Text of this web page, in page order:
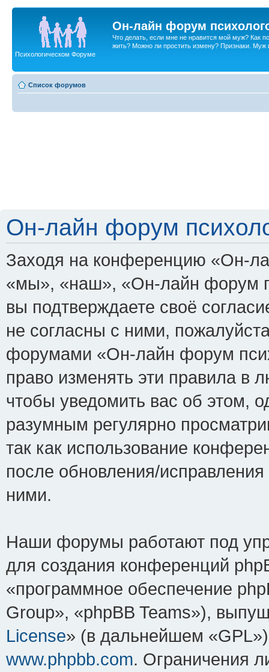
Он-лайн форум
Что делать, если мне не нравится мой муж? Как
жить? Можно ли простить измену? Признаки. Муж
Психологическом Форуме
Список форумов
Он-лайн форум
Заходя на конференцию «Он-
«мы», «наш», «Он-лайн форум
вы подтверждаете своё
не согласны с ними,
форумами «Он-лайн форум
право изменять эти правила в
чтобы уведомить вас об этом,
разумным регулярно
так как использование
после обновления/
ними.
Наши форумы работают под
для создания конференций
«программное обеспечение
Group», «phpBB Teams»),
License» (в дальнейшем
www.phpbb.com. Ограничения